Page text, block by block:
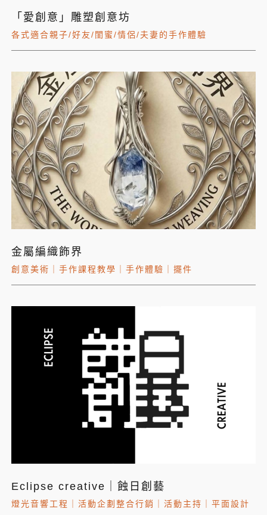
「愛創意」雕塑創意坊
各式適合親子/好友/閨蜜/情侶/夫妻的手作體驗
金屬編織飾界
創意美術 手作課程教學 手作體驗 擺件
Eclipse creative｜蝕日創藝
燈光音響工程 活動企劃整合行銷 活動主持 平面設計